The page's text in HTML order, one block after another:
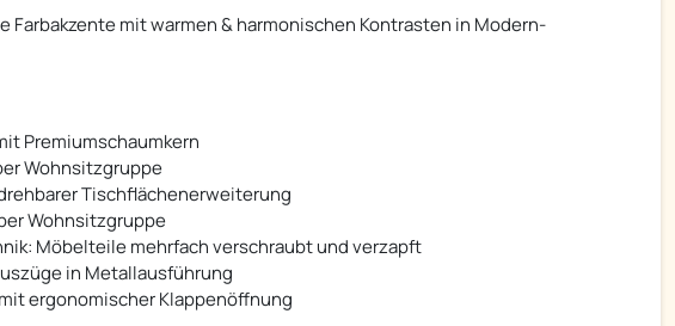
Farbakzente mit warmen & harmonischen Kontrasten in Modern-
Premiumschaumkern
Wohnsitzgruppe
Tischflächenerweiterung
Wohnsitzgruppe
Möbelteile mehrfach verschraubt und verzapft
in Metallausführung
ergonomischer Klappenöffnung